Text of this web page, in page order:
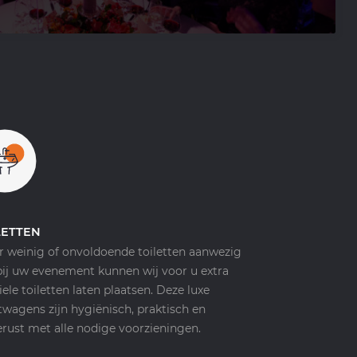
weinig of onvoldoende toiletten aanwezig
uw evenement kunnen wij voor u extra
toiletten laten plaatsen. Deze luxe
zijn hygiënisch, praktisch en
met alle nodige voorzieningen.